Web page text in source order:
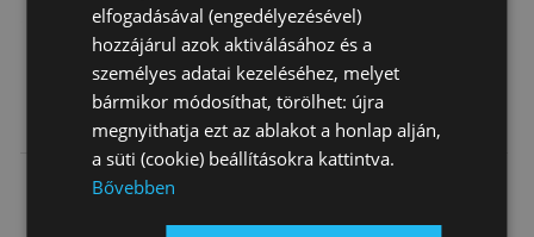
Brad Ren's
Breast Collar
Floral Decorat…
27 950 Ft
Brad Ren's
Breast Collar
Basket Tooling
Natowa Breast
Collar For N.143
Saddle
elfogadásával (engedélyezésével)
hozzájárul azok aktiválásához és a
személyes adatai kezeléséhez, melyet
bármikor módosíthat, törölhet: újra
megnyithatja ezt az ablakot a honlap alján,
a süti (cookie) beállításokra kattintva.
Bővebben